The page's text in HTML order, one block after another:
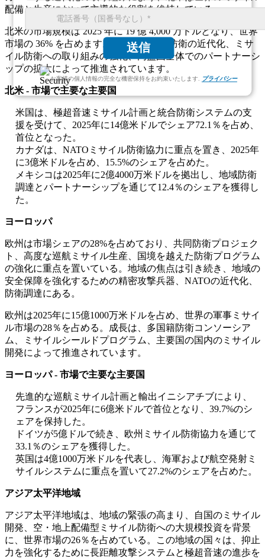
送信
お客様の個人情報の完全な機密保持をお約束いたします. プライバシー
配備と生産において主導的な役割を維持している。
北米の市場規模は 2025 年に 19 億 4,000 万ドルとなり、世界
市場の 36% を占めます。この成長は、防衛の近代化、ミサ
イル防衛への取り組みの強化、同盟国全体でのパートナーシ
ップの拡大によって推進されています。
北米 - 市場で主要な主要国
米国は、極超音速ミサイル計画と統合防衛システムの支
援を受けて、2025年に14億米ドルでシェア72.1％を占め、
首位となった。
カナダは、NATOミサイル防衛協力に重点を置き、2025年
に3億米ドルを占め、15.5%のシェアを占めた。
メキシコは2025年に2億4000万米ドルを拠出し、地域防衛
調達とパートナーシップを通じて12.4％のシェアを獲得し
た。
ヨーロッパ
欧州は市場シェアの28%を占めており、共同防衛プロジェク
ト、高度な巡航ミサイル生産、国境を越えた防衛プログラム
の強化に重点を置いている。地域の焦点は引き続き、地域の
安全保障を強化するための精密攻撃兵器、NATOの近代化、
防衛調達にある。
欧州は2025年に15億1000万米ドルを占め、世界の軍事ミサイ
ル市場の28％を占める。成長は、多国籍防衛コンソーシア
ム、ミサイルシールドプログラム、主要国の国内のミサイル
開発によって推進されています。
ヨーロッパ - 市場で主要な主要国
先進的な巡航ミサイル計画と輸出イニシアチブにより、
フランスが2025年に6億米ドルで首位となり、39.7%のシ
ェアを保持した。
ドイツが5億ドルで続き、欧州ミサイル防衛協力を通じて
33.1％のシェアを獲得した。
英国は4億1000万米ドルを代表し、海軍および航​​空発射ミ
サイルシステムに重点を置いて27.2%のシェアを占めた。
アジア太平洋地域
アジア太平洋地域は、地域の緊張の高まり、自国のミサイル
開発、空・地上配備型ミサイル防衛への大規模投資を背景
に、世界市場の26％を占めている。この地域の国々は、抑止
力を強化するために長距離攻撃システムと極超音速の進歩を